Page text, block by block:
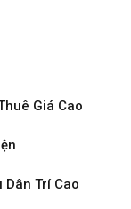
Giá Cao
Dân Trí Cao